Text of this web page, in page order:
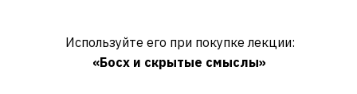
Используйте его при покупке лекции:
«Босх и скрытые смыслы»